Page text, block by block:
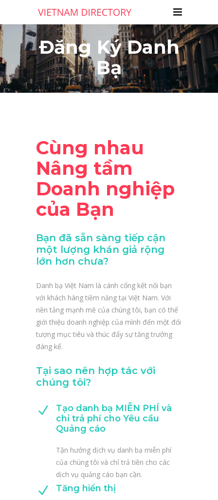
Đăng Ký Danh
Bạ
Cùng nhau
Nâng tầm
Doanh nghiệp
của Bạn
Bạn đã sẵn sàng tiếp cận
một lượng khán giả rộng
lớn hơn chưa?
Danh bạ Việt Nam là cánh cổng kết nối bạn
với khách hàng tiềm năng tại Việt Nam. Với
nền tảng mạnh mẽ của chúng tôi, bạn có thể
giới thiệu doanh nghiệp của mình đến một đối
tượng mục tiêu và thúc đẩy sự tăng trưởng
đáng kể.
Tại sao nên hợp tác với
chúng tôi?
Tạo danh bạ MIỄN PHÍ và
chỉ trả phí cho Yêu cầu
Quảng cáo
Tận hưởng dịch vụ danh bạ miễn phí
của chúng tôi và chỉ trả tiền cho các
dịch vụ quảng cáo bạn cần.
Tăng hiển thị